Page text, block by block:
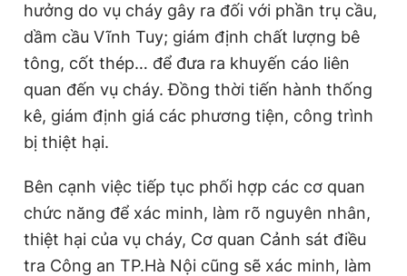
hưởng do vụ cháy gây ra đối với phần trụ cầu,
dầm cầu Vĩnh Tuy; giám định chất lượng bê
tông, cốt thép… để đưa ra khuyến cáo liên
quan đến vụ cháy. Đồng thời tiến hành thống
kê, giám định giá các phương tiện, công trình
bị thiệt hại.
Bên cạnh việc tiếp tục phối hợp các cơ quan
chức năng để xác minh, làm rõ nguyên nhân,
thiệt hại của vụ cháy, Cơ quan Cảnh sát điều
tra Công an TP.Hà Nội cũng sẽ xác minh, làm